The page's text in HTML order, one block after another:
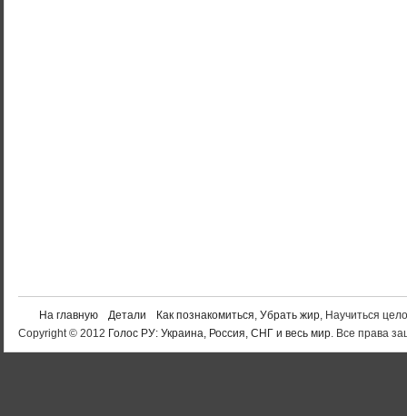
На главную Детали Как познакомиться, Убрать жир, Научиться
Copyright © 2012 Голос РУ: Украина, Россия, СНГ и весь мир. Все права